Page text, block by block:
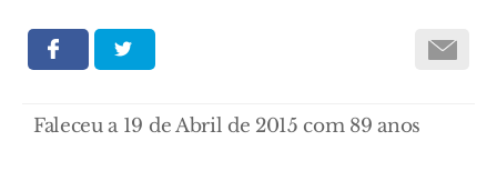
Faleceu a 19 de Abril de 2015 com 89 anos